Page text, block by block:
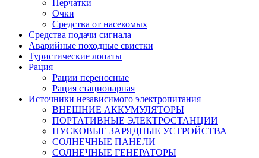
Перчатки
Очки
Средства от насекомых
Средства подачи сигнала
Аварийные походные свистки
Туристические лопаты
Рация
Рации переносные
Рация стационарная
Источники независимого электропитания
ВНЕШНИЕ АККУМУЛЯТОРЫ
ПОРТАТИВНЫЕ ЭЛЕКТРОСТАНЦИИ
ПУСКОВЫЕ ЗАРЯДНЫЕ УСТРОЙСТВА
СОЛНЕЧНЫЕ ПАНЕЛИ
СОЛНЕЧНЫЕ ГЕНЕРАТОРЫ